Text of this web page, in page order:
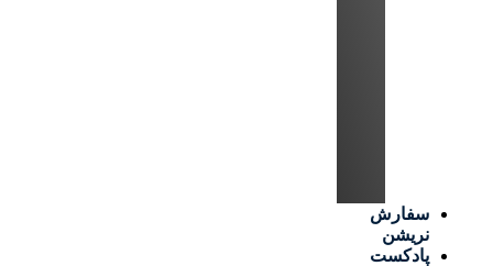
سفارش
نریشن
پادکست